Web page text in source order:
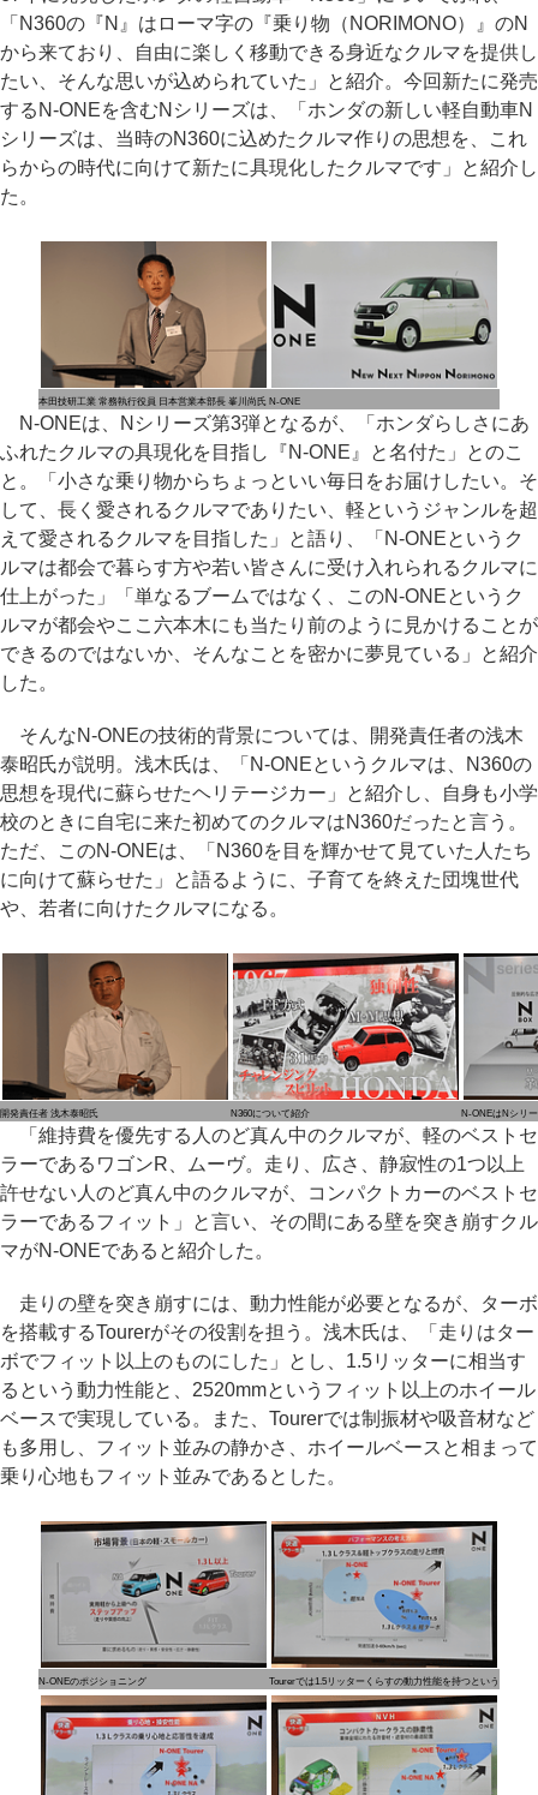
「N360の『N』はローマ字の『乗り物（NORIMONO）』のN
から来ており、自由に楽しく移動できる身近なクルマを提供し
たい、そんな思いが込められていた」と紹介。今回新たに発売
するN-ONEを含むNシリーズは、「ホンダの新しい軽自動車N
シリーズは、当時のN360に込めたクルマ作りの思想を、これ
らからの時代に向けて新たに具現化したクルマです」と紹介し
た。
本田技研工業 常務執行役員 日本営業本部長 峯川尚氏 N-ONE
N-ONEは、Nシリーズ第3弾となるが、「ホンダらしさにあ
ふれたクルマの具現化を目指し『N-ONE』と名付た」とのこ
と。「小さな乗り物からちょっといい毎日をお届けしたい。そ
して、長く愛されるクルマでありたい、軽というジャンルを超
えて愛されるクルマを目指した」と語り、「N-ONEというク
ルマは都会で暮らす方や若い皆さんに受け入れられるクルマに
仕上がった」「単なるブームではなく、このN-ONEというク
ルマが都会やここ六本木にも当たり前のように見かけることが
できるのではないか、そんなことを密かに夢見ている」と紹介
した。
そんなN-ONEの技術的背景については、開発責任者の浅木
泰昭氏が説明。浅木氏は、「N-ONEというクルマは、N360の
思想を現代に蘇らせたヘリテージカー」と紹介し、自身も小学
校のときに自宅に来た初めてのクルマはN360だったと言う。
ただ、このN-ONEは、「N360を目を輝かせて見ていた人たち
に向けて蘇らせた」と語るように、子育てを終えた団塊世代
や、若者に向けたクルマになる。
開発責任者 浅木泰昭氏 N360について紹介 N-ONEはNシリ
「維持費を優先する人のど真ん中のクルマが、軽のベストセ
ラーであるワゴンR、ムーヴ。走り、広さ、静寂性の1つ以上
許せない人のど真ん中のクルマが、コンパクトカーのベストセ
ラーであるフィット」と言い、その間にある壁を突き崩すクル
マがN-ONEであると紹介した。
走りの壁を突き崩すには、動力性能が必要となるが、ターボ
を搭載するTourerがその役割を担う。浅木氏は、「走りはター
ボでフィット以上のものにした」とし、1.5リッターに相当す
るという動力性能と、2520mmというフィット以上のホイール
ベースで実現している。また、Tourerでは制振材や吸音材など
も多用し、フィット並みの静かさ、ホイールベースと相まって
乗り心地もフィット並みであるとした。
N-ONEのポジショニング Tourerでは1.5リッターくらすの動力性能を持つという